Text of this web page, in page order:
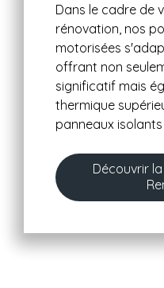
Dans le cadre de
rénovation, nos
motorisées
offrant non
significatif mais
thermique
panneaux
Découvrir